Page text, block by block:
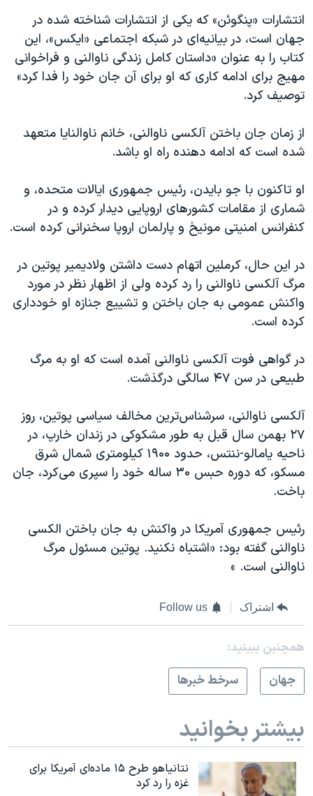
انتشارات «پنگوئن» که یکی از انتشارات شناخته شده در
جهان است، در بیانیه‌ای در شبکه اجتماعی «ایکس»، این
کتاب را به عنوان «داستان کامل زندگی ناوالنی و فراخوانی
مهیج برای ادامه کاری که او برای آن جان خود را فدا کرد»
توصیف کرد.
از زمان جان باختن آلکسی ناوالنی، خانم ناوالنایا متعهد
شده است که ادامه دهنده راه او باشد.
او تاکنون با جو بایدن، رئیس جمهوری ایالات متحده، و
شماری از مقامات کشور‌های اروپایی دیدار کرده و در
کنفرانس امنیتی مونیخ و پارلمان اروپا سخنرانی کرده است.
در این حال، کرملین‌ اتهام دست داشتن ولادیمیر پوتین در
مرگ آلکسی ناوالنی را رد کرده ولی از اظهار نظر در مورد
واکنش عمومی به جان باختن و تشییع جنازه او خودداری
کرده است.
در گواهی فوت آلکسی ناوالنی آمده است که او به مرگ
طبیعی در سن ۴۷ سالگی درگذشت.
آلکسی ناوالنی، سرشناس‌ترین مخالف سیاسی پوتین، روز
۲۷ بهمن سال قبل به طور مشکوکی در زندان خارپ، در
ناحیه یامالو-ننتس، حدود ۱۹۰۰ کیلومتری شمال شرق
مسکو، که دوره حبس ۳۰ ساله خود را سپری می‌کرد، جان
باخت.
رئیس جمهوری آمریکا در واکنش به جان باختن الکسی
ناوالنی گفته بود: «اشتباه نکنید. پوتین مسئول مرگ
ناوالنی است. »
اشتراک Follow us
همچنبن ببینید:
جهان
سرخط خبرها
بیشتر بخوانید
نتانیاهو طرح ۱۵ ماده‌ای آمریکا برای
غزه را رد کرد